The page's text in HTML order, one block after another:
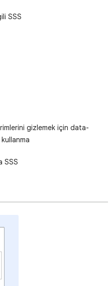
SSS
gizlemek için data-
SSS